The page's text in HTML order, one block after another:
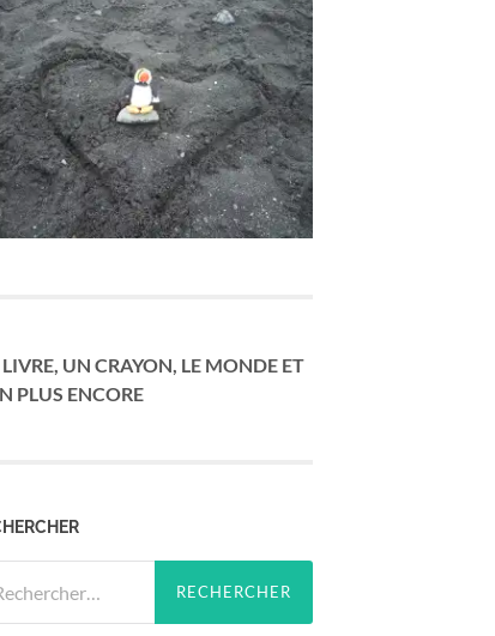
UN CRAYON, LE MONDE ET
PLUS ENCORE